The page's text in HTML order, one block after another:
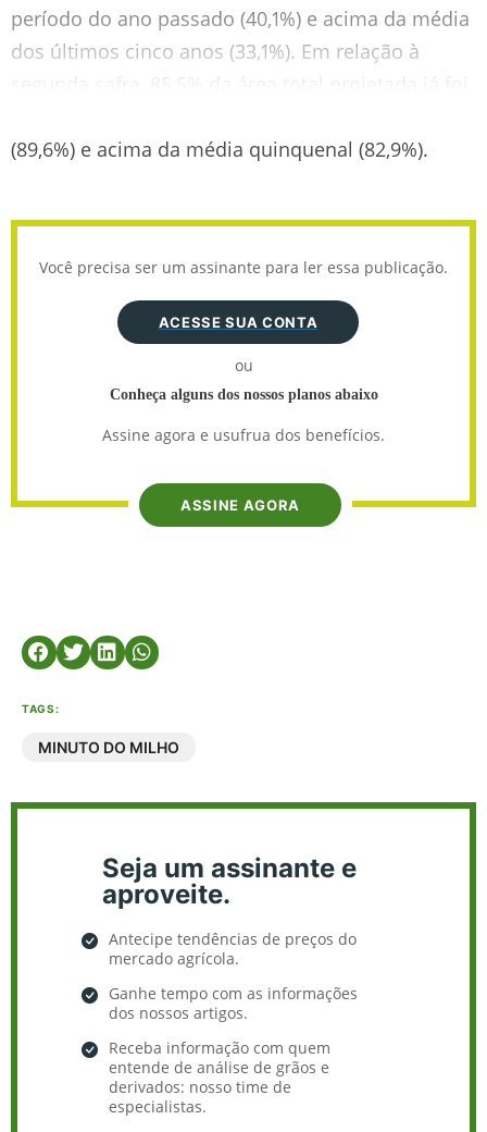
período do ano passado (40,1%) e acima da média
dos últimos cinco anos (33,1%). Em relação à
segunda safra, 85,5% da área total projetada já foi
(89,6%) e acima da média quinquenal (82,9%).
Você precisa ser um assinante para ler essa publicação.
ACESSE SUA CONTA
ou
Conheça alguns dos nossos planos abaixo
Assine agora e usufrua dos benefícios.
ASSINE AGORA
TAGS:
MINUTO DO MILHO
Seja um assinante e
aproveite.
Antecipe tendências de preços do
mercado agrícola.
Ganhe tempo com as informações
dos nossos artigos.
Receba informação com quem
entende de análise de grãos e
derivados: nosso time de
especialistas.